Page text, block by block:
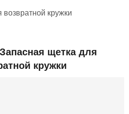
кружки
отзыв щетка для
кружки